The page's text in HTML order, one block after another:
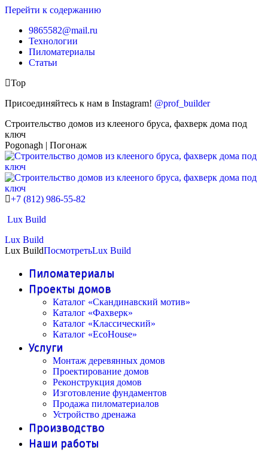
Перейти к содержанию
9865582@mail.ru
Технологии
Пиломатериалы
Статьи
Top
Присоединяйтесь к нам в Instagram! @prof_builder
Строительство домов из клееного бруса, фахверк дома под
ключ
Pogonagh | Погонаж
+7 (812) 986-55-82
Lux Build
Lux Build
Lux BuildПосмотретьLux Build
Пиломатериалы
Проекты домов
Каталог «Скандинавский мотив»
Каталог «Фахверк»
Каталог «Классический»
Каталог «EcoHouse»
Услуги
Монтаж деревянных домов
Проектирование домов
Реконструкция домов
Изготовление фундаментов
Продажа пиломатериалов
Устройство дренажа
Производство
Наши работы